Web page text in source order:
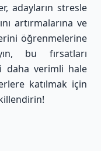
adayların stresle
artırmalarına ve
öğrenmelerine
bu fırsatları
daha verimli hale
katılmak için